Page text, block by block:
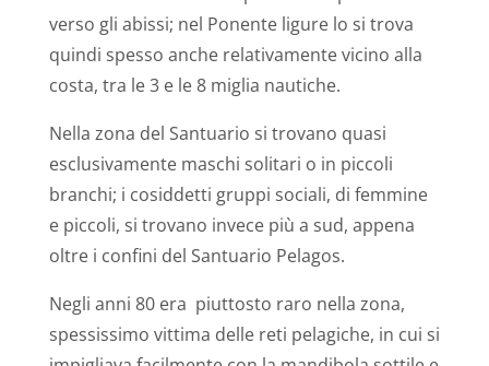
verso gli abissi; nel Ponente ligure lo si trova
quindi spesso anche relativamente vicino alla
costa, tra le 3 e le 8 miglia nautiche.
Nella zona del Santuario si trovano quasi
esclusivamente maschi solitari o in piccoli
branchi; i cosiddetti gruppi sociali, di femmine
e piccoli, si trovano invece più a sud, appena
oltre i confini del Santuario Pelagos.
Negli anni 80 era piuttosto raro nella zona,
spessissimo vittima delle reti pelagiche, in cui si